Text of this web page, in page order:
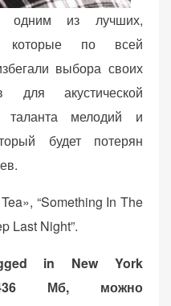
одним из лучших,
которые по всей
выбора своих
акустической
таланта мелодий и
будет потерян
“Something In The
Last Night”.
in New York
Мб, можно